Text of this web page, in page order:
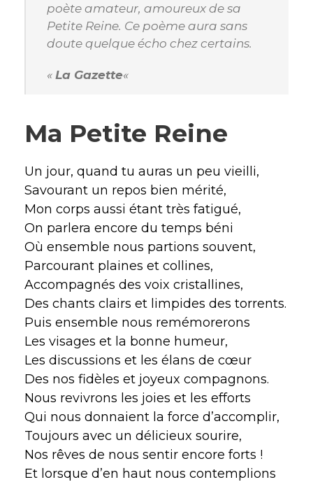
poète amateur, amoureux de sa
Petite Reine. Ce poème aura sans
doute quelque écho chez certains.
« La Gazette«
Ma Petite Reine
Un jour, quand tu auras un peu vieilli,
Savourant un repos bien mérité,
Mon corps aussi étant très fatigué,
On parlera encore du temps béni
Où ensemble nous partions souvent,
Parcourant plaines et collines,
Accompagnés des voix cristallines,
Des chants clairs et limpides des torrents.
Puis ensemble nous remémorerons
Les visages et la bonne humeur,
Les discussions et les élans de cœur
Des nos fidèles et joyeux compagnons.
Nous revivrons les joies et les efforts
Qui nous donnaient la force d’accomplir,
Toujours avec un délicieux sourire,
Nos rêves de nous sentir encore forts !
Et lorsque d’en haut nous contemplions